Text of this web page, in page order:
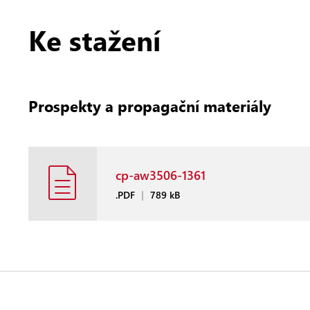
Ke stažení
Prospekty a propagační materiály
cp-aw3506-1361
.PDF | 789 kB